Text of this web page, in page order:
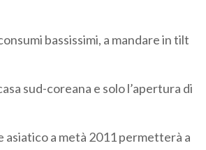
bassissimi, a mandare in tilt
sud-coreana e solo l’apertura di
asiatico a metà 2011 permetterà a